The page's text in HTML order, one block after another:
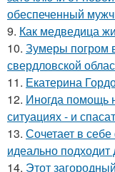
обеспеченный
9. Как медведица
10. Зумеры погром
свердловской
11. Екатерина
12. Иногда помощь
ситуациях - и
13. Сочетает в
идеально подходит
14. Этот